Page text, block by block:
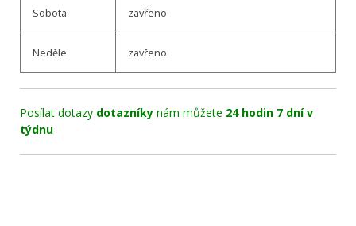
Sobota zavřeno
Neděle zavřeno
Posílat dotazy dotazníky nám můžete 24 hodin 7 dní v
týdnu